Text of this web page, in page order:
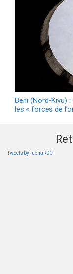
Beni (Nord-Kivu)
les « forces de
Tweets by luchaRDC